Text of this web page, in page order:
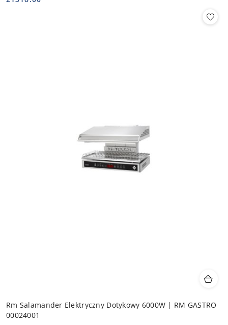
Rm Salamander Elektryczny Dotykowy 6000W | RM GASTRO
00024001